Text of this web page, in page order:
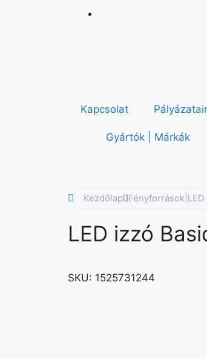
Kapcsolat
Gyártók | Márkák
Kezdőlap Fényforrások|LED
LED izzó
SKU: 1525731244